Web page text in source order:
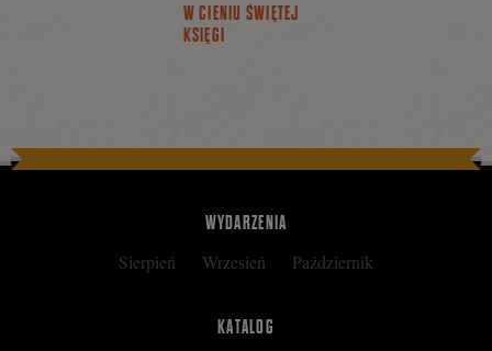
W CIENIU ŚWIĘTEJ
KSIĘGI
WYDARZENIA
Sierpień Wrzesień Październik
KATALOG